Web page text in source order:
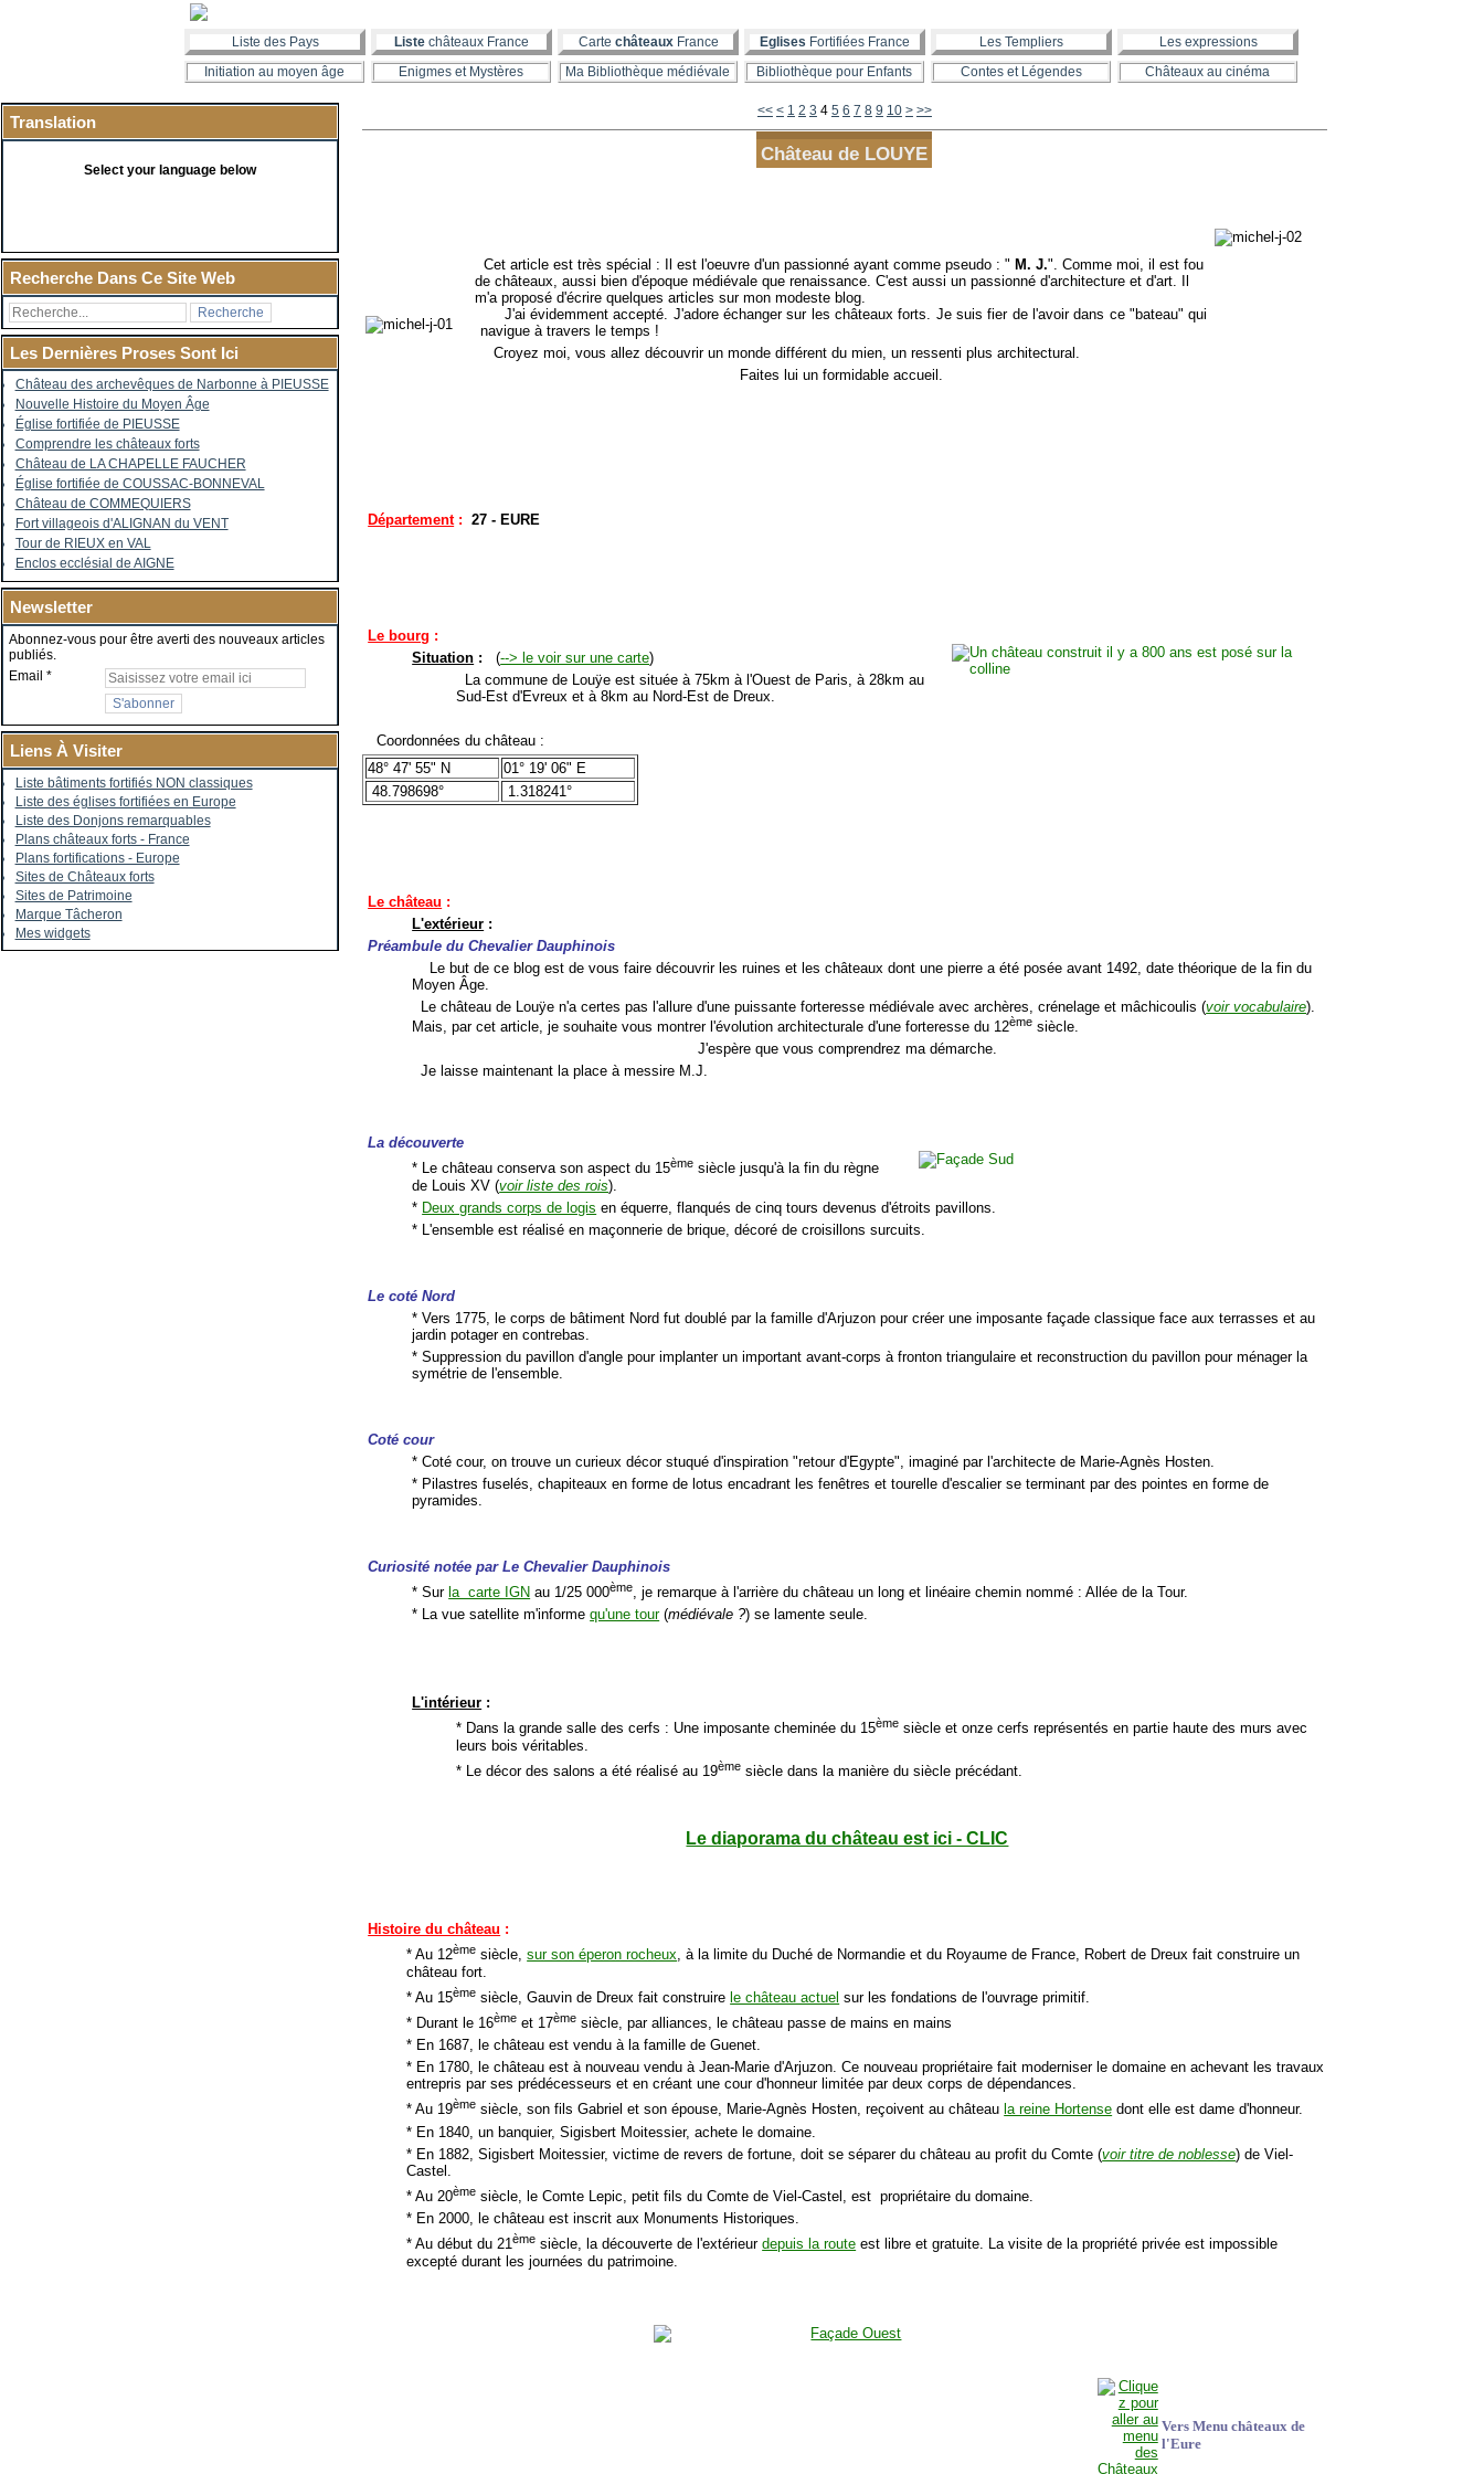
Liste des Pays Liste châteaux France Carte châteauxFrance Eglises Fortifiées France Les Templiers
Les expressions
Initiation au moyen âge
Enigmes et Mystères Ma Bibliothèque médiévale Bibliothèque pour Enfants Contes et Légendes Châteaux au cinéma
Translation
Select your language below
Recherche Dans Ce Site Web
Les Dernières Proses Sont Ici
Château des archevêques de Narbonne à PIEUSSE
Nouvelle Histoire du Moyen Âge
Église fortifiée de PIEUSSE
Comprendre les châteaux forts
Château de LA CHAPELLE FAUCHER
Église fortifiée de COUSSAC-BONNEVAL
Château de COMMEQUIERS
Fort villageois d'ALIGNAN du VENT
Tour de RIEUX en VAL
Enclos ecclésial de AIGNE
Newsletter
Abonnez-vous pour être averti des nouveaux articles
publiés.
Email
Liens À Visiter
Liste bâtiments fortifiés NON classiques
Liste des églises fortifiées en Europe
Liste des Donjons remarquables
Plans châteaux forts - France
Plans fortifications - Europe
Sites de Châteaux forts
Sites de Patrimoine
Marque Tâcheron
Mes widgets
<< < 1 2 3 4 5 6 7 8 9 10 20
30
40
50
60
70
> >>
Château de LOUYE
Cet article est très spécial : Il est l'oeuvre d'un passionné ayant comme pseudo : " M. J.". Comme moi, il est fou
de châteaux, aussi bien d'époque médiévale que renaissance. C'est aussi un passionné d'architecture et d'art. Il
m'a proposé d'écrire quelques articles sur mon modeste blog.
J'ai évidemment accepté. J'adore échanger sur les châteaux forts. Je suis fier de l'avoir dans ce "bateau" qui
navigue à travers le temps !
Croyez moi, vous allez découvrir un monde différent du mien, un ressenti plus architectural.
Faites lui un formidable accueil.
Département: 27 - EURE
Le bourg :
Situation : (--> le voir sur une carte)
La commune de Louÿe est située à 75km à l'Ouest de Paris, à 28km au
Sud-Est d'Evreux et à 8km au Nord-Est de Dreux.
Coordonnées du château :
48° 47' 55" N
01° 19' 06" E
48.798698°
1.318241°
Le château :
L'extérieur :
Préambule du Chevalier Dauphinois
Le but de ce blog est de vous faire découvrir les ruines et les châteaux dont une pierre a été posée avant 1492, date théorique de la fin du
Moyen Âge.
Le château de Louÿe n'a certes pas l'allure d'une puissante forteresse médiévale avec archères, crénelage et mâchicoulis (voir vocabulaire).
Mais, par cet article, je souhaite vous montrer l'évolution architecturale d'une forteresse du 12ème siècle.
J'espère que vous comprendrez ma démarche.
Je laisse maintenant la place à messire M.J.
La découverte
* Le château conserva son aspect du 15ème siècle jusqu'à la fin du règne
de Louis XV (voir liste des rois).
* Deux grands corps de logis en équerre, flanqués de cinq tours devenus d'étroits pavillons.
* L'ensemble est réalisé en maçonnerie de brique, décoré de croisillons surcuits.
Le coté Nord
* Vers 1775, le corps de bâtiment Nord fut doublé par la famille d'Arjuzon pour créer une imposante façade classique face aux terrasses et au
jardin potager en contrebas.
* Suppression du pavillon d'angle pour implanter un important avant-corps à fronton triangulaire et reconstruction du pavillon pour ménager la
symétrie de l'ensemble.
Coté cour
* Coté cour, on trouve un curieux décor stuqué d'inspiration "retour d'Egypte", imaginé par l'architecte de Marie-Agnès Hosten.
* Pilastres fuselés, chapiteaux en forme de lotus encadrant les fenêtres et tourelle d'escalier se terminant par des pointes en forme de
pyramides.
Curiosité notée par Le Chevalier Dauphinois
* Sur la carte IGN au 1/25 000ème, je remarque à l'arrière du château un long et linéaire chemin nommé : Allée de la Tour.
* La vue satellite m'informequ'une tour(médiévale ?) se lamente seule.
L'intérieur :
* Dans la grande salle des cerfs : Une imposante cheminée du 15ème siècle et onze cerfs représentés en partie haute des murs avec
leurs bois véritables.
* Le décor des salons a été réalisé au 19ème siècle dans la manière du siècle précédant.
Le diaporama du château est ici - CLIC
Histoire du château :
* Au 12ème siècle,sur son éperon rocheux, à la limite du Duché de Normandie et du Royaume de France, Robert de Dreux fait construire un
château fort.
* Au 15ème siècle, Gauvin de Dreux fait construire le château actuel sur les fondations de l'ouvrage primitif.
* Durant le 16ème et 17ème siècle, par alliances, le château passe de mains en mains
* En 1687, le château est vendu à la famille de Guenet.
* En 1780, le château est à nouveau vendu à Jean-Marie d'Arjuzon. Ce nouveau propriétaire fait moderniser le domaine en achevant les travaux
entrepris par ses prédécesseurs et en créant une cour d'honneur limitée par deux corps de dépendances.
* Au 19ème siècle, son fils Gabriel et son épouse, Marie-Agnès Hosten, reçoivent au château la reine Hortense dont elle est dame d'honneur.
* En 1840, un banquier, Sigisbert Moitessier, achete le domaine.
* En 1882, Sigisbert Moitessier, victime de revers de fortune, doit se séparer du château au profit du Comte (voir titre de noblesse) de Viel-
Castel.
* Au 20ème siècle, le Comte Lepic, petit fils du Comte de Viel-Castel, est propriétaire du domaine.
* En 2000, le château est inscrit aux Monuments Historiques.
* Au début du 21ème siècle, la découverte de l'extérieurdepuis la route est libre et gratuite. La visite de la propriété privée est impossible
excepté durant les journées du patrimoine.
Vers Menu châteaux de
l'Eure